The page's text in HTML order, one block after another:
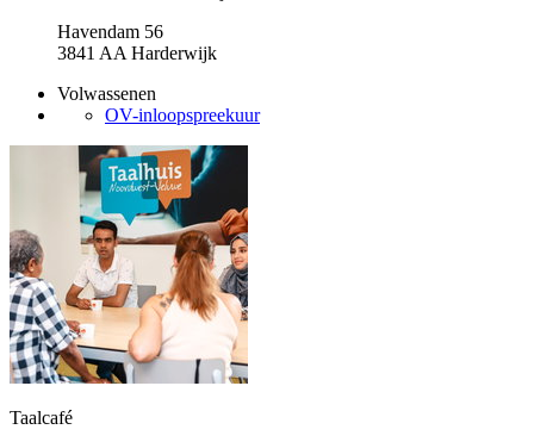
Havendam 56
3841 AA Harderwijk
Volwassenen
OV-inloopspreekuur
Taalcafé